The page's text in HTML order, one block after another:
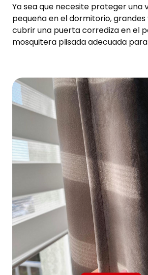
Ya sea que necesite proteger una
pequeña en el dormitorio,
cubrir una puerta corrediza en el
mosquitera plisada adecuada